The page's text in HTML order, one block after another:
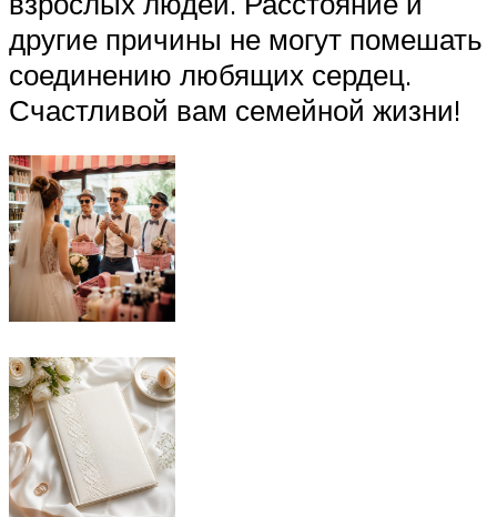
другие причины не могут помешать
соединению любящих сердец.
Счастливой вам семейной жизни!